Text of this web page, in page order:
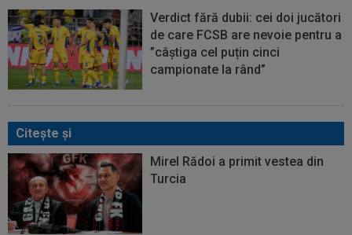
Verdict fără dubii: cei doi jucători
de care FCSB are nevoie pentru a
”câștiga cel puțin cinci
campionate la rând”
Citeşte şi
Mirel Rădoi a primit vestea din
Turcia